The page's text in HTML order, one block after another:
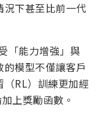
況下甚至比前一代
「能力增強」與
的模型不僅讓客戶
RL）訓練更加經
上獎勵函數。